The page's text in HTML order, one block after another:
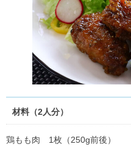
材料（2人分）
鶏もも肉 1枚（250g前後）